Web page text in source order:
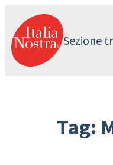
contenuto
Sezione
Tag: